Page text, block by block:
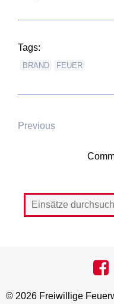
Tags:
BRAND FEUER
Previous
© 2026 Freiwillige